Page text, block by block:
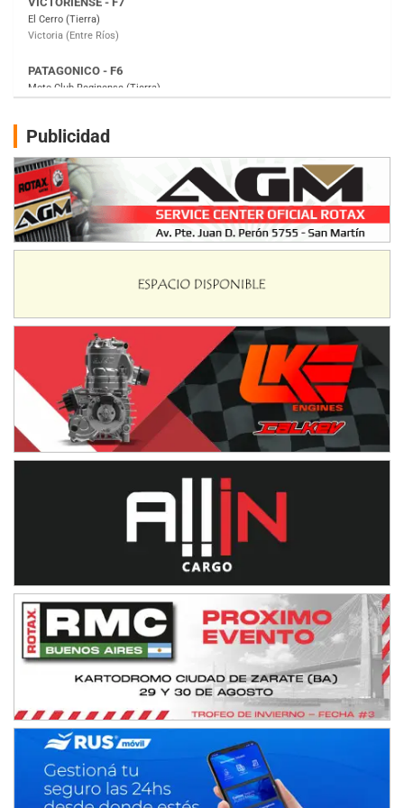
Gral. E. Godoy (Río Negro)
Juventud Unida (Tierra)
Humboldt (Santa Fe)
Ciudad de Avellaneda (Asfalto)
Avellaneda (Santa Fe)
SUR SANTAFESINO - F4
José Samuel Sánchez (Tierra)
Rufino (Santa Fe)
COBERTURA ESPECIAL DE E-KART.COM.AR
08/09-AGO
IAME SERIES ARGENTINA 6
Ramiro Tot (Asfalto)
Baradero (Buenos Aires)
KDO - F6
Ciudad de Trenque Lauquen (Asfalto)
ENTRERRIANO - F6 (POSTERGADA)
El Cerro (Tierra)
Victoria (Entre Ríos)
PATAGONICO - F6
Moto Club Reginense (Tierra)
Gral. E. Godoy (Río Negro)
CSK - F7
Juventud Unida (Tierra)
Humboldt (Santa Fe)
NORESTE SANTAFESINO - F6
Ciudad de Avellaneda (Asfalto)
Publicidad